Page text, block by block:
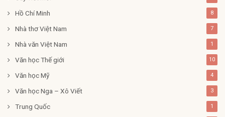
Hồ Chí Minh 8
Nhà thơ Việt Nam 7
Nhà văn Việt Nam 1
Văn học Thế giới 10
Văn học Mỹ 4
Văn học Nga – Xô Viết 3
Trung Quốc 1